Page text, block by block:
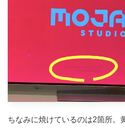
ちなみに焼けているのは2箇所。